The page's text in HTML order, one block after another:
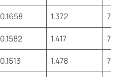
0.1658 1.372 715
0.1582 1.417 740
0.1513 1.478 766